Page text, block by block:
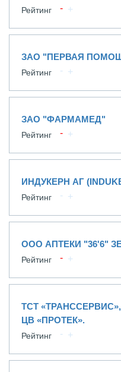
Рейтинг
ЗАО "ПЕРВАЯ
Рейтинг
ЗАО "ФАРМАМЕД"
Рейтинг
ИНДУКЕРН АГ
Рейтинг
ООО АПТЕКИ "36'6"
Рейтинг
ТСТ
ЦВ «ПРОТЕК».
Рейтинг